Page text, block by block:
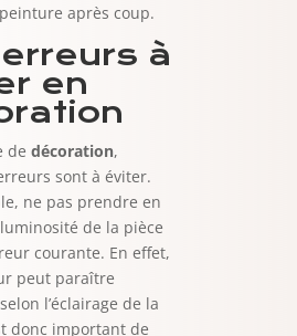
après coup.
à
en
de décoration,
sont à éviter.
ne pas prendre en
de la pièce
courante. En effet,
peut paraître
l’éclairage de la
donc important de